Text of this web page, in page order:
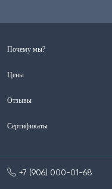
Почему мы?
Цены
Отзывы
Сертификаты
+7 (906) 000-01-68